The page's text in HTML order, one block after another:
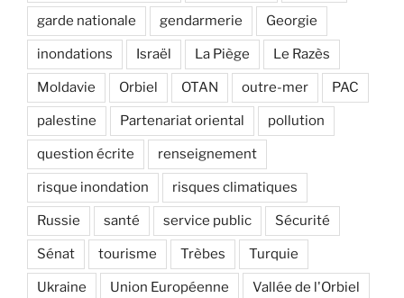
garde nationale gendarmerie Georgie
inondations Israël La Piège Le Razès
Moldavie Orbiel OTAN outre-mer PAC
palestine Partenariat oriental pollution
question écrite renseignement
risque inondation risques climatiques
Russie santé service public Sécurité
Sénat tourisme Trèbes Turquie
Ukraine Union Européenne Vallée de l'Orbiel